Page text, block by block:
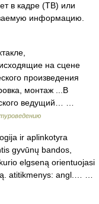
в кадре (ТВ) или
информацию.
на сцене
произведения
монтаж ...В
ведущий… …
ir aplinkotyra
gyvūnų bandos,
elgseną orientuojasi
atitikmenys: angl.… …